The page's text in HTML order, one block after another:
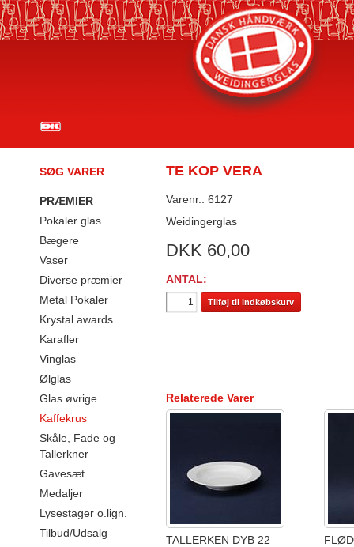
SØG VARER
PRÆMIER
Pokaler glas
Bægere
Vaser
Diverse præmier
Metal Pokaler
Krystal awards
Karafler
Vinglas
Ølglas
Glas øvrige
Kaffekrus
Skåle, Fade og
Tallerkner
Gavesæt
Medaljer
Lysestager o.lign.
Tilbud/Udsalg
TE KOP VERA
Varenr.: 6127
Weidingerglas
DKK 60,00
ANTAL:
Tilføj til indkøbskurv
Relaterede Varer
TALLERKEN DYB 22